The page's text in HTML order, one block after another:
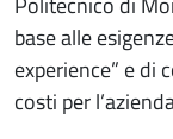
base alle
experience” e di
costi per